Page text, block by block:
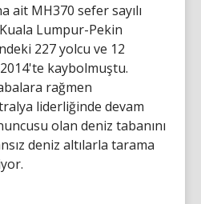
ait MH370 sefer sayılı
Lumpur-Pekin
227 yolcu ve 12
kaybolmuştu.
rağmen
liderliğinde devam
olan deniz tabanını
deniz altılarla tarama